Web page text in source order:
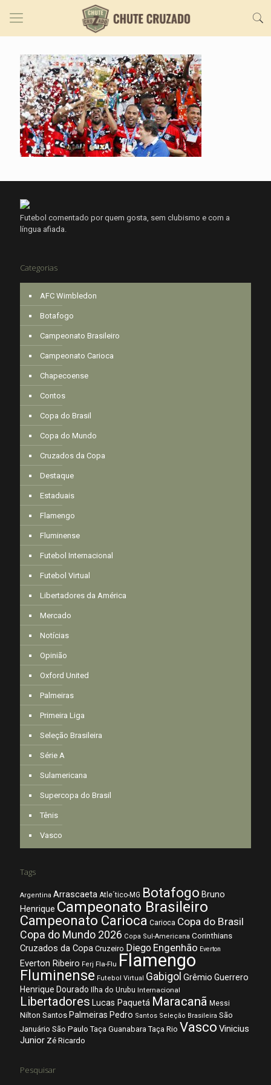
Futebol comentado por quem gosta, sem clubismo e com a
língua afiada.
Categorias
AFC Wimbledon
Botafogo
Campeonato Brasileiro
Campeonato Carioca
Chapecoense
Contos
Copa do Brasil
Copa do Mundo
Cruzados da Copa
Destaque
Estaduais
Flamengo
Fluminense
Futebol Internacional
Futebol Virtual
Libertadores da América
Mercado
Notícias
Opinião
Oxford United
Palmeiras
Primeira Liga
Seleção Brasileira
Série A
Sulamericana
Supercopa do Brasil
Tênis
Vasco
Tags
Argentina Arrascaeta Atle´tico-MG Botafogo Bruno
Henrique Campeonato Brasileiro
Campeonato Carioca Carioca Copa do Brasil
Copa do Mundo 2026 Copa Sul-Americana Corinthians
Cruzados da Copa Cruzeiro Diego Engenhão Everton
Everton Ribeiro Ferj Fla-Flu Flamengo
Fluminense Futebol Virtual Gabigol Grêmio Guerrero
Henrique Dourado Ilha do Urubu Internacional
Libertadores Lucas Paquetá Maracanã Messi
Nilton Santos Palmeiras Pedro Santos Seleção Brasileira São
Januário São Paulo Taça Guanabara Taça Rio Vasco Vinicius
Junior Zé Ricardo
Pesquisar